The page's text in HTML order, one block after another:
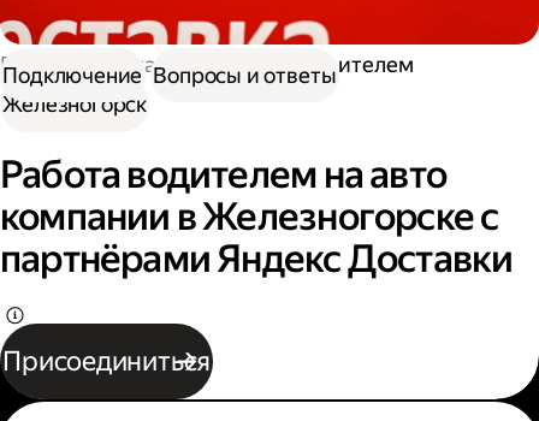
Работа в Доставке
Работа водителем
Железногорск
Работа водителем на авто
компании в Железногорске с
партнёрами Яндекс Доставки
Присоединиться
Подключение Вопросы и ответы